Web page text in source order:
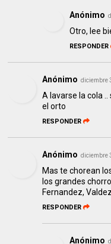
Anónimo
Otro, lee
RESPONDER
Anónimo diciembre
A lavarse la cola
el orto
RESPONDER
Anónimo diciembre
Mas te chorean
los grandes
Fernandez,
RESPONDER
Anónimo